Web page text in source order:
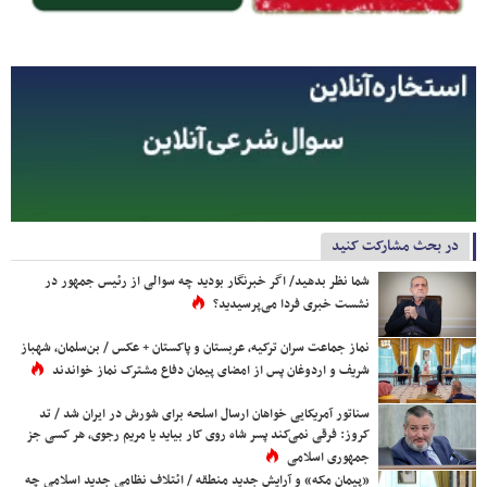
در بحث مشارکت کنید
شما نظر بدهید/ اگر خبرنگار بودید چه سوالی از رئیس جمهور در
نشست خبری فردا می‌پرسیدید؟
نماز جماعت سران ترکیه، عربستان و پاکستان + عکس / بن‌سلمان، شهباز
شریف و اردوغان پس از امضای پیمان دفاع مشترک نماز خواندند
سناتور آمریکایی خواهان ارسال اسلحه برای شورش در ایران شد / تد
کروز: فرقی نمی‌کند پسر شاه روی کار بیاید یا مریم رجوی، هر کسی جز
جمهوری اسلامی
«پیمان مکه» و آرایش جدید منطقه / ائتلاف نظامی جدید اسلامی چه